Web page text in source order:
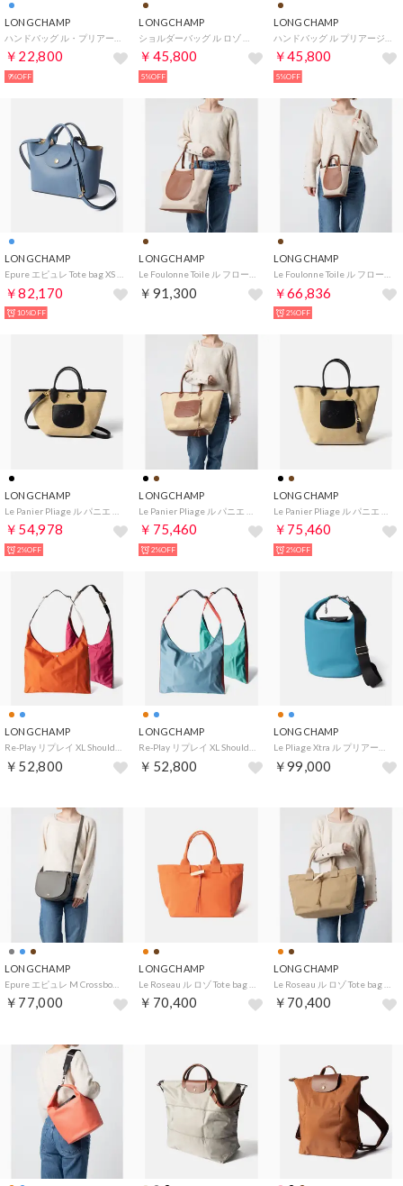
LONGCHAMP
￥22,800
9%OFF
LONGCHAMP
￥45,800
5%OFF
LONGCHAMP
￥45,800
5%OFF
LONGCHAMP
￥82,170
10%OFF
LONGCHAMP
￥91,300
LONGCHAMP
￥66,836
2%OFF
LONGCHAMP
￥54,978
2%OFF
LONGCHAMP
￥75,460
2%OFF
LONGCHAMP
￥75,460
2%OFF
LONGCHAMP
￥52,800
LONGCHAMP
￥52,800
LONGCHAMP
￥99,000
LONGCHAMP
￥77,000
LONGCHAMP
￥70,400
LONGCHAMP
￥70,400